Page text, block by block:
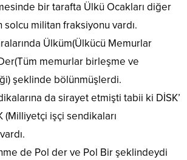
bir tarafta Ülkü Ocakları diğer
solcu militan fraksiyonu vardı.
Ülküm(Ülkücü Memurlar
memurlar birleşme ve
şeklinde bölünmüşlerdi.
da sirayet etmişti tabii ki DİSK’
(Milliyetçi işçi sendikaları
de Pol der ve Pol Bir şeklindeydi